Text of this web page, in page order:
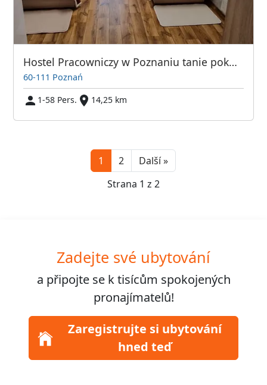
Hostel Pracowniczy w Poznaniu tanie pokoje i miejsca noclegowe
60-111 Poznań
1-58 Pers.
14,25 km
1 2 Další »Next
Strana 1 z 2
Zadejte své ubytování
a připojte se ktisícům spokojených
pronajímatelů!
Zaregistrujte si ubytování
hned teď